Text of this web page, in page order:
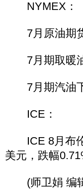
NYMEX：
7月原油期货
7月期取暖油
7月期汽油下
ICE：
ICE 8月布伦
美元，跌幅
(师卫娟 编